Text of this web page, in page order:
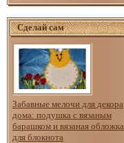
Сделай сам
Забавные мелочи для декора
дома: подушка с вязаным
барашком и вязаная обложка
для блокнота